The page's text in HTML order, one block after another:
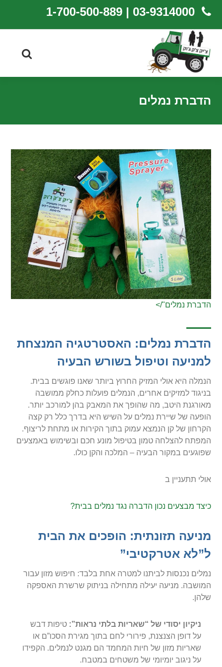
03-9314000 | 1-700-500-889
הדברת נמלים
הדברת נמלים"/>
הדברת נמלים: האסטרטגיה המנצחת
למניעה וטיפול בשורש הבעיה
הנמלה היא אולי המזיק החרוץ ביותר שאנו פוגשים בבית.
בניגוד למזיקים אחרים, הנמלים פועלות כחלק ממושבה
מאורגנת היטב, מה שהופך את המאבק בהן למורכב יותר.
הופעה של שיירת נמלים על השיש היא בדרך כלל רק קצה
הקרחון של קן הנמצא עמוק בתוך הקירות או מתחת לריצוף.
המפתח להצלחה טמון בטיפול מונע חכם ובשימוש באמצעים
שפוגעים במקור הבעיה – המלכה והקן כולו.
אולי תתעניין ב
כיצד מבצעים נכון הדברה נגד נמלים בבית?
מניעה תזונתית: הופכים את הבית
ל”לא אטרקטיבי”
נמלים נכנסות לביתנו למטרה אחת בלבד: חיפוש מזון עבור
המושבה. מניעה יעילה מתחילה בניתוק שרשרת האספקה
שלהן.
ניקיון יסודי של “שאריות בלתי נראות”: טיפות דבש
על דופן הצנצנת, פירורי לחם בתוך מגירת הסכו”ם או
שאריות מזון של חיות המחמד הם מגנט לנמלים. הקפידו
על ניגוב יומיומי של משטחים במטבח.